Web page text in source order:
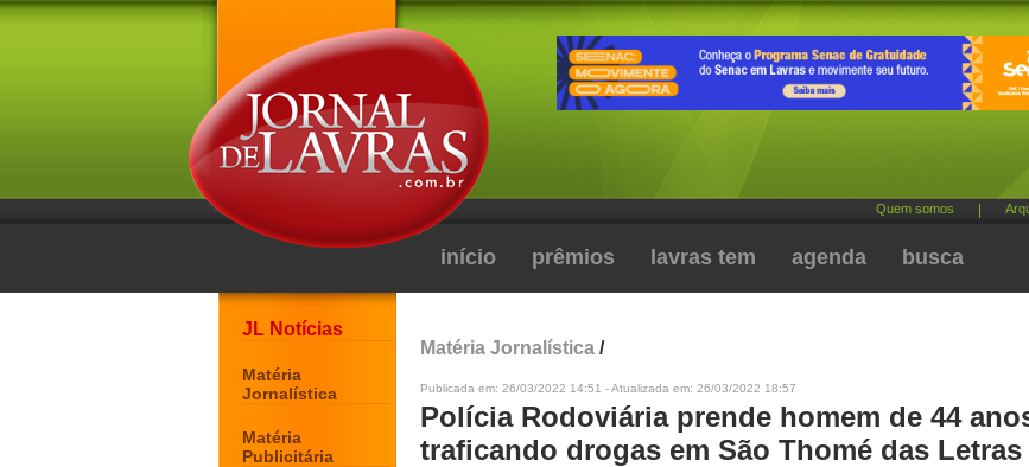
Quem somos
início prêmios lavras tem agenda busca
JL Notícias
Matéria
Jornalística
Matéria
Publicitária
Matéria Jornalística /
Publicada em: 26/03/2022 14:51 - Atualizada em: 26/03/2022 18:57
Polícia Rodoviária prende homem de 44
traficando drogas em São Thomé das Letras